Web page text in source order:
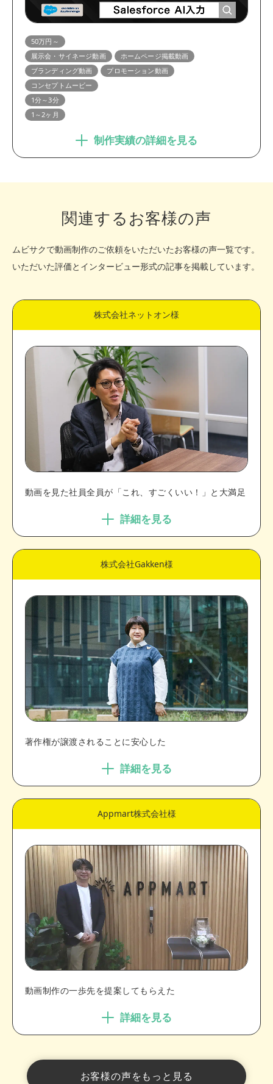
50万円～
展示会・サイネージ動画
ホームページ掲載動画
ブランディング動画
プロモーション動画
コンセプトムービー
1分～3分
1～2ヶ月
制作実績の詳細を見る
関連するお客様の声
ムビサクで動画制作のご依頼をいただいたお客様の声一覧です。
いただいた評価とインタービュー形式の記事を掲載しています。
株式会社ネットオン様
動画を見た社員全員が「これ、すごくいい！」と大満足
詳細を見る
株式会社Gakken様
著作権が譲渡されることに安心した
詳細を見る
Appmart株式会社様
動画制作の一歩先を提案してもらえた
詳細を見る
お客様の声をもっと見る